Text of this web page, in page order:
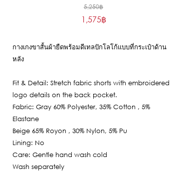
5,250฿Original
price
5,250฿.
1,575฿
is:
กางเกงขาสั้นผ้ายืดพร้อมดีเทลปักโลโก้แบบที่กระเป๋าด้าน
หลัง
Fit & Detail: Stretch fabric shorts with embroidered
logo details on the back pocket.
Fabric: Gray 60% Polyester, 35% Cotton , 5%
Elastane
Beige 65% Royon , 30% Nylon, 5% Pu
Lining: No
Care: Gentle hand wash cold
Wash separately